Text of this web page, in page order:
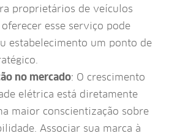
proprietários de veículos
esse serviço pode
estabelecimento um ponto de
no mercado: O crescimento
elétrica está diretamente
maior conscientização sobre
Associar sua marca à